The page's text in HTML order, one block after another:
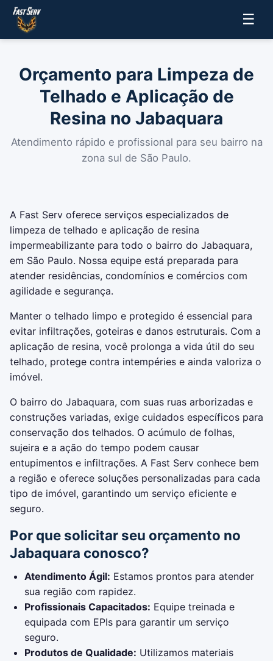
☰
Orçamento para Limpeza de
Telhado e Aplicação de
Resina no Jabaquara
Atendimento rápido e profissional para seu bairro na
zona sul de São Paulo.
A Fast Serv oferece serviços especializados de
limpeza de telhado e aplicação de resina
impermeabilizante para todo o bairro do Jabaquara,
em São Paulo. Nossa equipe está preparada para
atender residências, condomínios e comércios com
agilidade e segurança.
Manter o telhado limpo e protegido é essencial para
evitar infiltrações, goteiras e danos estruturais. Com a
aplicação de resina, você prolonga a vida útil do seu
telhado, protege contra intempéries e ainda valoriza o
imóvel.
O bairro do Jabaquara, com suas ruas arborizadas e
construções variadas, exige cuidados específicos para
conservação dos telhados. O acúmulo de folhas,
sujeira e a ação do tempo podem causar
entupimentos e infiltrações. A Fast Serv conhece bem
a região e oferece soluções personalizadas para cada
tipo de imóvel, garantindo um serviço eficiente e
seguro.
Por que solicitar seu orçamento no
Jabaquara conosco?
Atendimento Ágil: Estamos prontos para atender
sua região com rapidez.
Profissionais Capacitados: Equipe treinada e
equipada com EPIs para garantir um serviço
seguro.
Produtos de Qualidade: Utilizamos materiais